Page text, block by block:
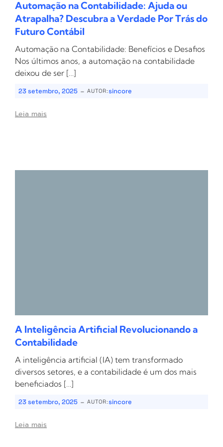
Automação na Contabilidade: Ajuda ou
Atrapalha? Descubra a Verdade Por Trás do
Futuro Contábil
Automação na Contabilidade: Benefícios e Desafios
Nos últimos anos, a automação na contabilidade
deixou de ser […]
23 setembro, 2025 - AUTOR:sincore
Leia mais
A Inteligência Artificial Revolucionando a
Contabilidade
A inteligência artificial (IA) tem transformado
diversos setores, e a contabilidade é um dos mais
beneficiados […]
23 setembro, 2025 - AUTOR:sincore
Leia mais